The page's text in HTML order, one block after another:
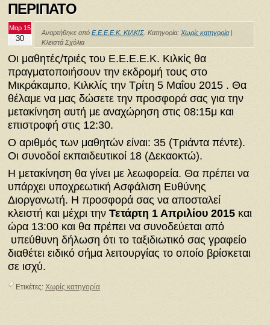
ΠΕΡΙΠΑΤΟ
Μαρ 15
30
Αναρτήθηκε από Ε.Ε.Ε.Ε.Κ. ΚΙΛΚΙΣ. Κατηγορία: Χωρίς κατηγορία|
Κλειστά Σχόλια
Οι μαθητές/τριές του Ε.Ε.Ε.Ε.Κ. Κιλκίς θα
πραγματοποιήσουν την εκδρομή τους στο
Μικράκαμπο, Κιλκλίς την Τρίτη 5 Μαΐου 2015 . Θα
θέλαμε να μας δώσετε την προσφορά σας για την
μετακίνηση αυτή με αναχώρηση στις 08:15μ και
επιστροφή στις 12:30.
Ο αριθμός των μαθητών είναι: 35 (Τριάντα πέντε).
Οι συνοδοί εκπαιδευτικοί 18 (Δεκαοκτώ).
Η μετακίνηση θα γίνει με λεωφορεία. Θα πρέπει να
υπάρχει υποχρεωτική Ασφάλιση Ευθύνης
Διοργανωτή. Η προσφορά σας να αποσταλεί
κλειστή και μέχρι την Τετάρτη 1 Απριλίου 2015και
ώρα 13:00 και θα πρέπει να συνοδεύεται από
υπεύθυνη δήλωση ότι το ταξιδιωτικό σας γραφείο
διαθέτει ειδικό σήμα λειτουργίας το οποίο βρίσκεται
σε ισχύ.
Ετικέτες: Χωρίς κατηγορία